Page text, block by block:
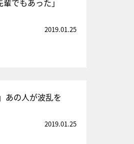
でもあった」
2019.01.25
あの人が波乱を
2019.01.25